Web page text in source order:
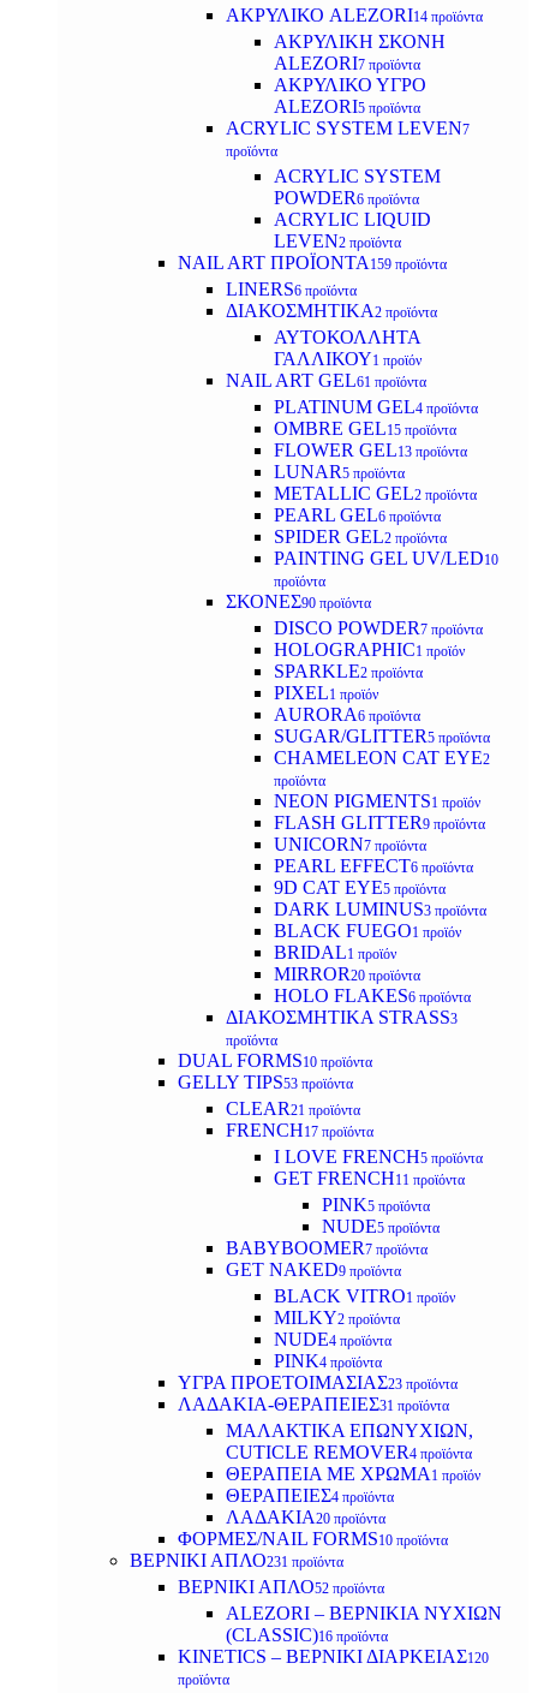
ΑΚΡΥΛΙΚΟ ALEZORI14 προϊόντα
ΑΚΡΥΛΙΚΗ ΣΚΟΝΗ
ALEZORI7 προϊόντα
ΑΚΡΥΛΙΚΟ ΥΓΡΟ
ALEZORI5 προϊόντα
ACRYLIC SYSTEM LEVEN7
προϊόντα
ACRYLIC SYSTEM
POWDER6 προϊόντα
ACRYLIC LIQUID
LEVEN2 προϊόντα
NAIL ART ΠΡΟΪΟΝΤΑ 159 προϊόντα
LINERS6 προϊόντα
ΔΙΑΚΟΣΜΗΤΙΚΑ2 προϊόντα
ΑΥΤΟΚΟΛΛΗΤΑ
ΓΑΛΛΙΚΟΥ1 προϊόν
NAIL ART GEL61 προϊόντα
PLATINUM GEL4 προϊόντα
OMBRE GEL15 προϊόντα
FLOWER GEL13 προϊόντα
LUNAR5 προϊόντα
METALLIC GEL2 προϊόντα
PEARL GEL6 προϊόντα
SPIDER GEL2 προϊόντα
PAINTING GEL UV/LED10
προϊόντα
ΣΚΟΝΕΣ90 προϊόντα
DISCO POWDER7 προϊόντα
HOLOGRAPHIC1 προϊόν
SPARKLE2 προϊόντα
PIXEL1 προϊόν
AURORA6 προϊόντα
SUGAR/GLITTER5 προϊόντα
CHAMELEON CAT EYE2
προϊόντα
NEON PIGMENTS1 προϊόν
FLASH GLITTER9 προϊόντα
UNICORN7 προϊόντα
PEARL EFFECT6 προϊόντα
9D CAT EYE5 προϊόντα
DARK LUMINUS3 προϊόντα
BLACK FUEGO1 προϊόν
BRIDAL1 προϊόν
MIRROR20 προϊόντα
HOLO FLAKES6 προϊόντα
ΔΙΑΚΟΣΜΗΤΙΚΑ STRASS3
προϊόντα
DUAL FORMS10 προϊόντα
GELLY TIPS53 προϊόντα
CLEAR21 προϊόντα
FRENCH17 προϊόντα
I LOVE FRENCH5 προϊόντα
GET FRENCH11 προϊόντα
PINK5 προϊόντα
NUDE5 προϊόντα
BABYBOOMER7 προϊόντα
GET NAKED9 προϊόντα
BLACK VITRO1 προϊόν
MILKY2 προϊόντα
NUDE4 προϊόντα
PINK4 προϊόντα
ΥΓΡΑ ΠΡΟΕΤΟΙΜΑΣΙΑΣ23 προϊόντα
ΛΑΔΑΚΙΑ-ΘΕΡΑΠΕΙΕΣ31 προϊόντα
ΜΑΛΑΚΤΙΚΑ ΕΠΩΝΥΧΙΩΝ,
CUTICLE REMOVER4 προϊόντα
ΘΕΡΑΠΕΙΑ ΜΕ ΧΡΩΜΑ 1 προϊόν
ΘΕΡΑΠΕΙΕΣ4 προϊόντα
ΛΑΔΑΚΙΑ20 προϊόντα
ΦΟΡΜΕΣ/NAIL FORMS10 προϊόντα
ΒΕΡΝΙΚΙ ΑΠΛΟ231 προϊόντα
ΒΕΡΝΙΚΙ ΑΠΛΟ52 προϊόντα
ALEZORI – ΒΕΡΝΙΚΙΑ ΝΥΧΙΩΝ
(CLASSIC)16 προϊόντα
KINETICS – ΒΕΡΝΙΚΙ ΔΙΑΡΚΕΙΑΣ120
προϊόντα